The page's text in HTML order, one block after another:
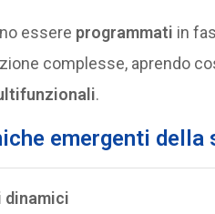
essere programmati in
complesse, aprendo
.
emergenti della
dinamici